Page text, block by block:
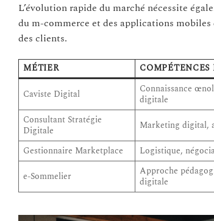
L’évolution rapide du marché nécessite
du m-commerce et des applications mobiles
des clients.
MÉTIER COMPÉTENCES
Caviste Digital
Connaissance
digitale
Consultant Stratégie
Digitale
Marketing digital,
Gestionnaire Marketplace
Logistique,
e-Sommelier
Approche
digitale